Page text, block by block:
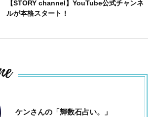
【STORY channel】YouTube公式チャンネ
ルが本格スタート！
ケンさんの「輝数石占い。」